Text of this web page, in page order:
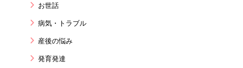
お世話
病気・トラブル
産後の悩み
発育発達